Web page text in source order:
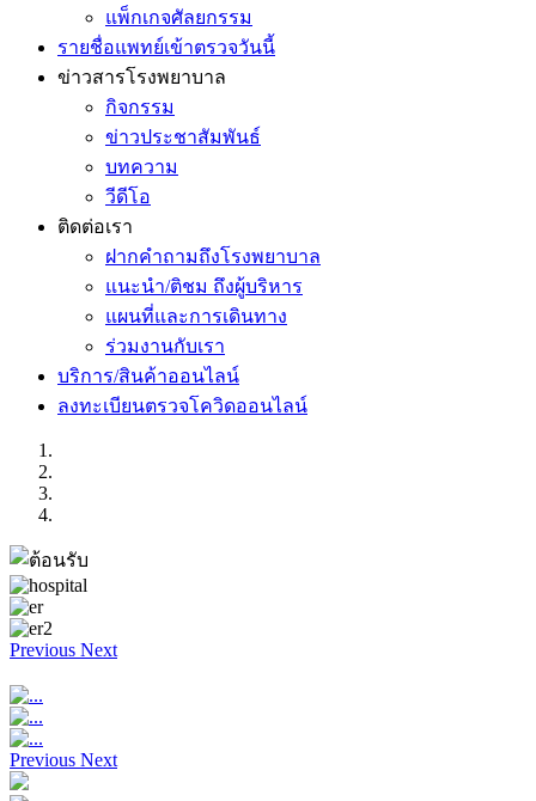
แพ็กเกจศัลยกรรม
รายชื่อแพทย์เข้าตรวจวันนี้
ข่าวสารโรงพยาบาล
กิจกรรม
ข่าวประชาสัมพันธ์
บทความ
วีดีโอ
ติดต่อเรา
ฝากคำถามถึงโรงพยาบาล
แนะนำ/ติชม ถึงผู้บริหาร
แผนที่และการเดินทาง
ร่วมงานกับเรา
บริการ/สินค้าออนไลน์
ลงทะเบียนตรวจโควิดออนไลน์
Previous Next
Previous Next